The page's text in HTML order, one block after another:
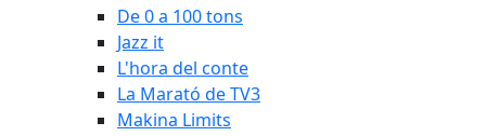
De 0 a 100 tons
Jazz it
L'hora del conte
La Marató de TV3
Makina Limits